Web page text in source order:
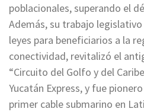
poblacionales, superando el
Además, su trabajo
leyes para beneficiarios a la
conectividad, revitalizó el
“Circuito del Golfo y del
Yucatán Express, y fue
primer cable submarino en